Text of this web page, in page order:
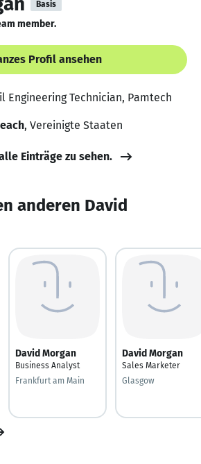
Basis
member.
Profil ansehen
Engineering Technician, Pamtech
, Vereinigte Staaten
Einträge zu sehen.
anderen David
David Morgan
Business Analyst
Frankfurt am Main
David Morgan
Sales Marketer
Glasgow